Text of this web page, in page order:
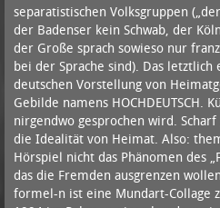
separatistischen Volksgruppen
der Badenser kein Schwab, der
der Große sprach sowieso nur
bei der Sprache sind). Das
deutschen Vorstellung von
Gebilde namens HOCHDEUTSCH.
nirgendwo gesprochen wird.
die Idealität von Heimat. Also:
Hörspiel nicht das Phänomen des
das die Fremden ausgrenzen
formel-n ist eine Mundart-Collage